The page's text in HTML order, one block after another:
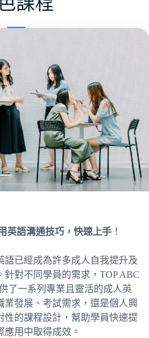
英語溝通技巧，快速上手 ！
語已經成為許多成人自我提升及
對不同學員的需求，TOP ABC
供了一系列專業且靈活的成人英
業發展、考試需求，還是個人興
性的課程設計，幫助學員快速提
用中取得成效。